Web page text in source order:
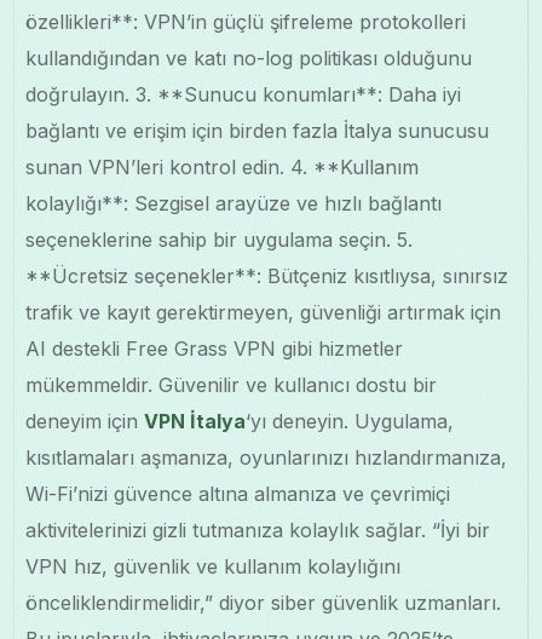
özellikleri**: VPN’in güçlü şifreleme protokolleri
kullandığından ve katı no-log politikası olduğunu
doğrulayın. 3. **Sunucu konumları**: Daha iyi
bağlantı ve erişim için birden fazla İtalya sunucusu
sunan VPN’leri kontrol edin. 4. **Kullanım
kolaylığı**: Sezgisel arayüze ve hızlı bağlantı
seçeneklerine sahip bir uygulama seçin. 5.
**Ücretsiz seçenekler**: Bütçeniz kısıtlıysa, sınırsız
trafik ve kayıt gerektirmeyen, güvenliği artırmak için
AI destekli Free Grass VPN gibi hizmetler
mükemmeldir. Güvenilir ve kullanıcı dostu bir
deneyim içinVPN İtalya‘yı deneyin. Uygulama,
kısıtlamaları aşmanıza, oyunlarınızı hızlandırmanıza,
Wi-Fi’nizi güvence altına almanıza ve çevrimiçi
aktivitelerinizi gizli tutmanıza kolaylık sağlar. “İyi bir
VPN hız, güvenlik ve kullanım kolaylığını
önceliklendirmelidir,” diyor siber güvenlik uzmanları.